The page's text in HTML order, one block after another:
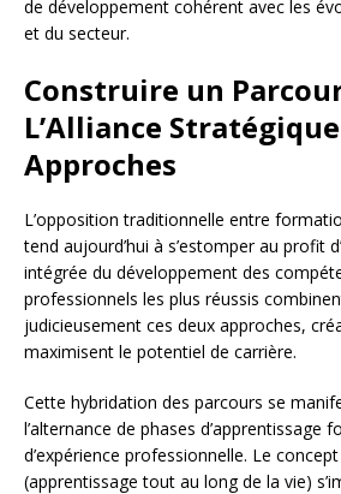
de développement cohérent avec les
et du secteur.
Construire un
L’Alliance
Approches
L’opposition traditionnelle entre
tend aujourd’hui à s’estomper au profit
intégrée du développement des
professionnels les plus réussis
judicieusement ces deux approches,
maximisent le potentiel de carrière.
Cette hybridation des parcours se
l’alternance de phases d’apprentissage
d’expérience professionnelle. Le
(apprentissage tout au long de la vie)